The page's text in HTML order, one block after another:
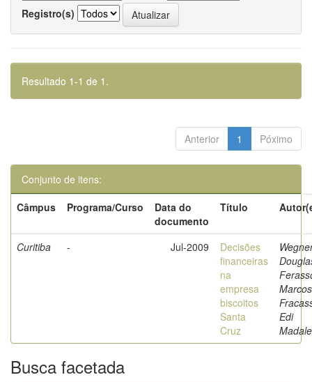
Registro(s)
Resultado 1-1 de 1.
Anterior 1 Póximo
Conjunto de itens:
Câmpus
Programa/Curso
Data do
documento
Título
Curitiba - Jul-2009
Decisões
financeiras
na
empresa
biscoitos
Santa
Cruz
Edi
Busca facetada